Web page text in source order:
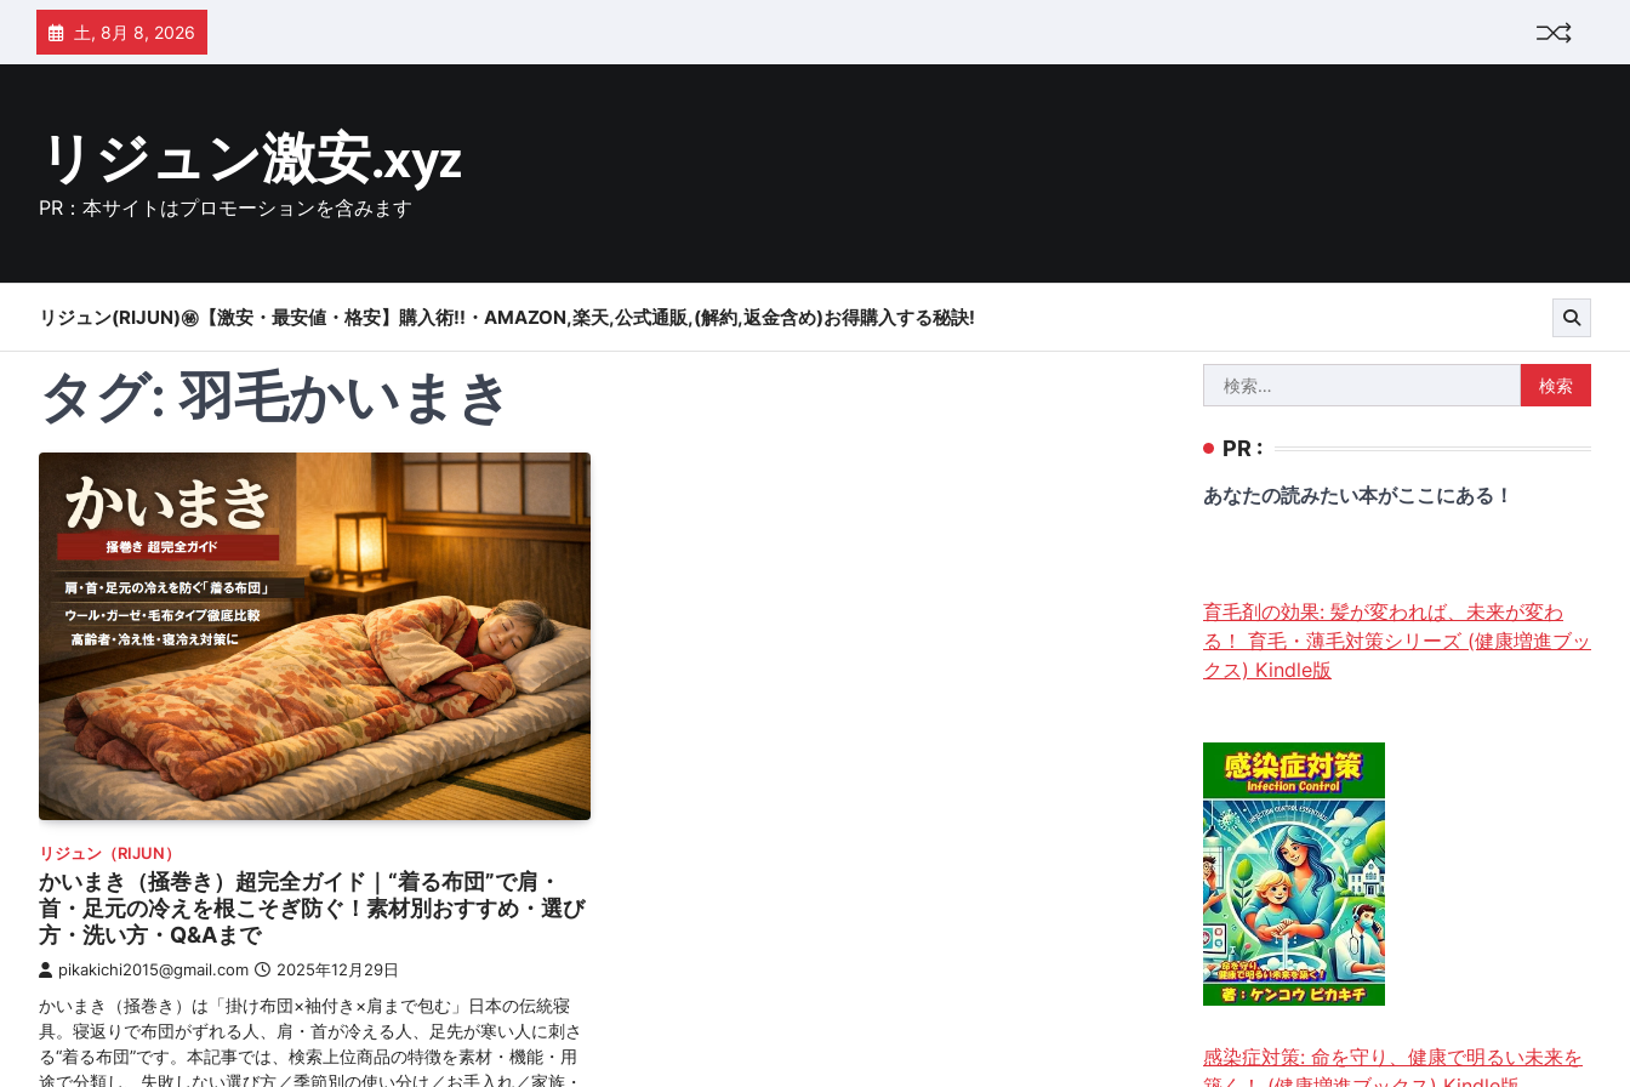
Skip
content
土, 8月 8, 2026
リジュン激安.xyz
PR：本サイトはプロモーションを含みます
リジュン(RIJUN)㊙【激安・最安値・格安】購入術!!・AMAZON,楽天,公式通販,(解約,返金含め)お得購入する秘訣!
タグ:羽毛かいまき
リジュン（RIJUN）
かいまき（掻巻き）超完全ガイド｜“着る布団”で肩・
首・足元の冷えを根こそぎ防ぐ！素材別おすすめ・選び
方・洗い方・Q&Aまで
pikakichi2015@gmail.com 2025年12月29日
かいまき（掻巻き）は「掛け布団×袖付き×肩まで包む」日本の伝統寝
具。寝返りで布団がずれる人、肩・首が冷える人、足先が寒い人に刺さ
る“着る布団”です。本記事では、検索上位商品の特徴を素材・機能・用
途で分類し、失敗しない選び方／季節別の使い分け／お手入れ／家族・
索:
PR :
あなたの読みたい本がここにある！
育毛剤の効果: 髪が変われば、未来が変わ
る！ 育毛・薄毛対策シリーズ (健康増進ブッ
クス) Kindle版
感染症対策: 命を守り、健康で明るい未来を